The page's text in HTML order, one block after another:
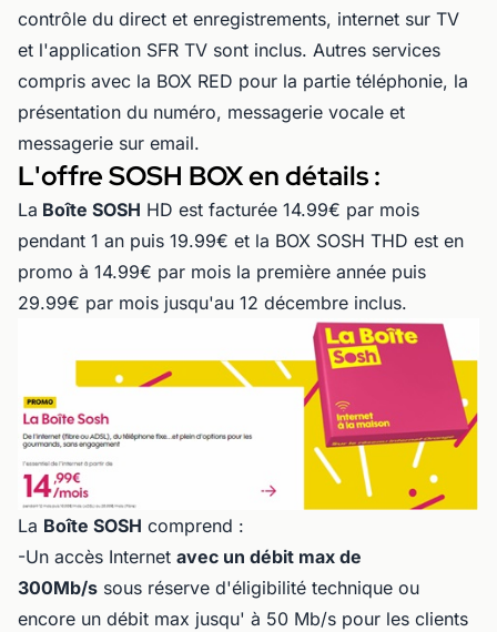
contrôle du direct et enregistrements, internet sur TV
et l'application SFR TV sont inclus. Autres services
compris avec la BOX RED pour la partie téléphonie, la
présentation du numéro, messagerie vocale et
messagerie sur email.
L'offre SOSH BOX en détails :
La Boîte SOSH HD est facturée 14.99€ par mois
pendant 1 an puis 19.99€ et la BOX SOSH THD est en
promo à 14.99€ par mois la première année puis
29.99€ par mois jusqu'au 12 décembre inclus.
La Boîte SOSH comprend :
-Un accès Internet avec un débit max de
300Mb/s sous réserve d'éligibilité technique ou
encore un débit max jusqu' à 50 Mb/s pour les clients